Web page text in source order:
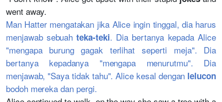
went away.
Man Hatter mengatakan jika Alice ingin tinggal, dia harus
menjawab sebuahteka-teki. Dia bertanya kepada Alice
"mengapa burung gagak terlihat seperti meja". Dia
bertanya kepadanya "mengapa menurutmu". Dia
menjawab, "Saya tidak tahu". Alice kesal dengan lelucon
bodoh mereka dan pergi.